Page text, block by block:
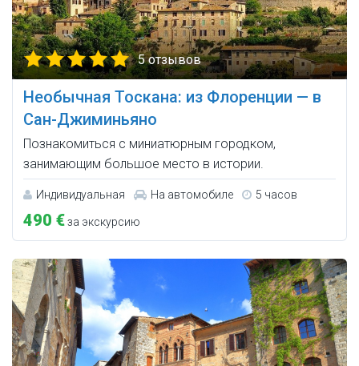
5 отзывов
Необычная Тоскана: из Флоренции — в
Сан-Джиминьяно
Познакомиться с миниатюрным городком,
занимающим большое место в истории.
Индивидуальная На автомобиле 5 часов
490 €за экскурсию